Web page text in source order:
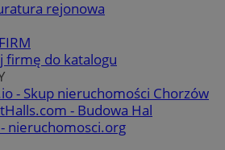
rejonowa
firmę do katalogu
- Skup nieruchomości Chorzów
- Budowa Hal
nieruchomosci.org